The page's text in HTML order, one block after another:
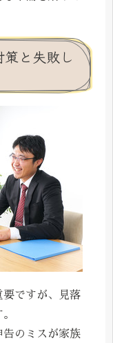
と失敗し
要ですが、見落
告のミスが家族